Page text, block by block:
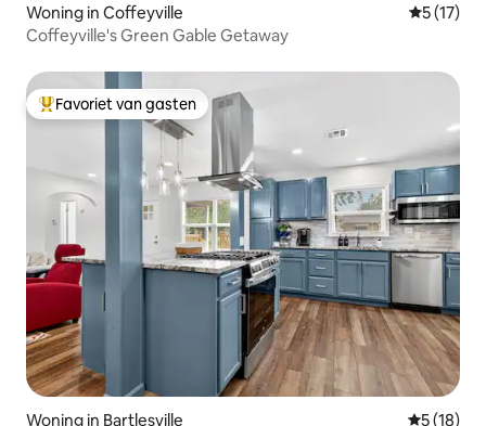
Woning in Coffeyville
5 (17)
Coffeyville's Green Gable Getaway
Topfavoriet van gasten
Favoriet van gasten
Woning in Bartlesville
5 (18)